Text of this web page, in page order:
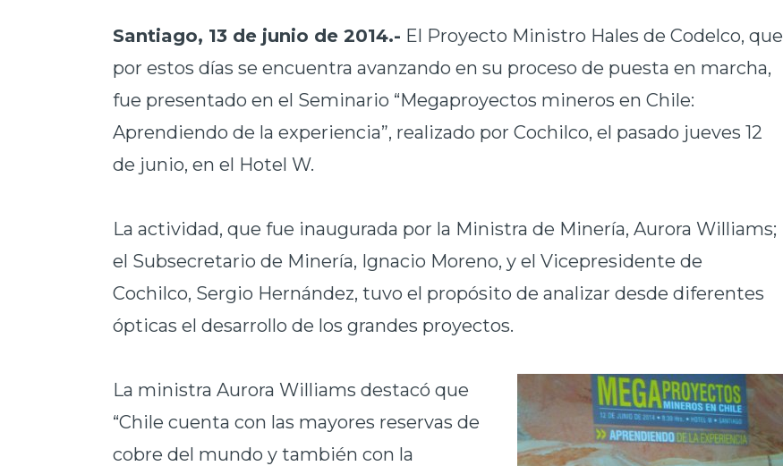
Santiago, 13 de junio de 2014.- El Proyecto Ministro Hales de Codelco, que
por estos días se encuentra avanzando en su proceso de puesta en marcha,
fue presentado en el Seminario “Megaproyectos mineros en Chile:
Aprendiendo de la experiencia”, realizado por Cochilco, el pasado jueves 12
de junio, en el Hotel W.
La actividad, que fue inaugurada por la Ministra de Minería, Aurora Williams;
el Subsecretario de Minería, Ignacio Moreno, y el Vicepresidente de
Cochilco, Sergio Hernández, tuvo el propósito de analizar desde diferentes
ópticas el desarrollo de los grandes proyectos.
La ministra Aurora Williams destacó que
“Chile cuenta con las mayores reservas de
cobre del mundo y también con la